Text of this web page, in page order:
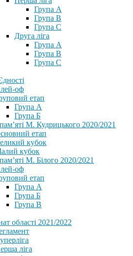
Група A
Група B
Група C
Друга ліга
Група A
Група B
Група C
оф
етап
Група А
Група Б
М. Кудрицького 2020/2021
етап
кубок
кубок
М. Білого 2020/2021
оф
етап
Група А
Група Б
Група В
області 2021/2022
ліга